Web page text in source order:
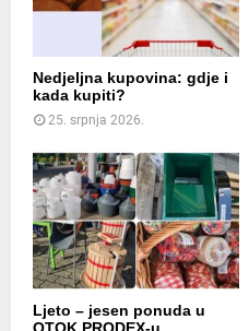
Nedjeljna kupovina: gdje i
kada kupiti?
25. srpnja 2026.
Ljeto – jesen ponuda u
OTOK PRODEX-u